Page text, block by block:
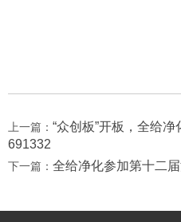
上一篇： “众创板”开板，全给净
691332
下一篇： 全给净化参加第十二